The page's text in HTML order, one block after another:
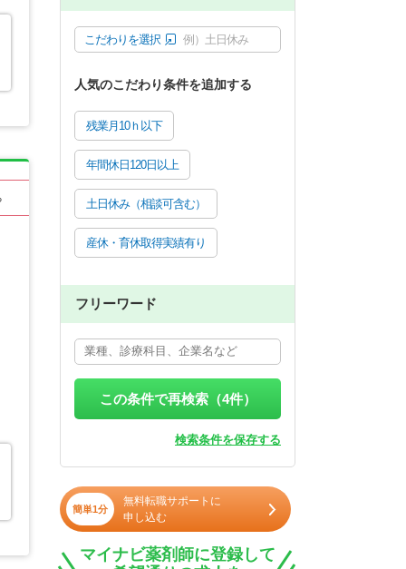
こだわりを選択 例）土日休み
人気のこだわり条件を追加する
残業月10ｈ以下
年間休日120日以上
土日休み（相談可含む）
産休・育休取得実績有り
フリーワード
この条件で再検索（4件）
検索条件を保存する
簡単1分
無料転職サポートに
申し込む
マイナビ薬剤師に登録して